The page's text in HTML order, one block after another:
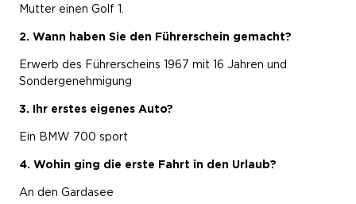
Mutter einen Golf 1.
2. Wann haben Sie den Führerschein gemacht?
Erwerb des Führerscheins 1967 mit 16 Jahren und
Sondergenehmigung
3. Ihr erstes eigenes Auto?
Ein BMW 700 sport
4. Wohin ging die erste Fahrt in den Urlaub?
An den Gardasee